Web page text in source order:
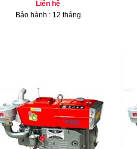
Liên hệ
Bảo hành : 12 tháng